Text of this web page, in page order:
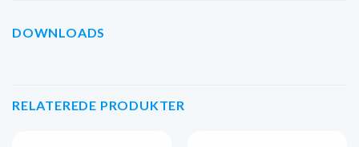
DOWNLOADS
RELATEREDE PRODUKTER